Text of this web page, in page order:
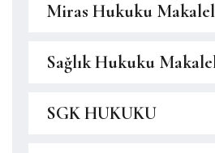
Miras Hukuku
Sağlık Hukuku
SGK HUKUKU